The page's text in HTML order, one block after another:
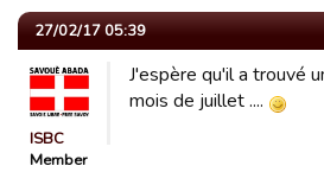
27/02/17 05:39
ISBC
Member
J'espère qu'il a trouvé
mois de juillet ....